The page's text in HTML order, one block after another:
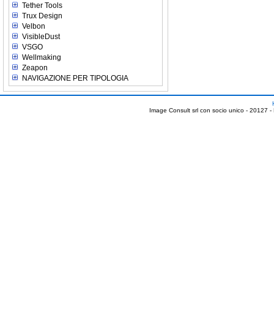
Tether Tools
Trux Design
Velbon
VisibleDust
VSGO
Wellmaking
Zeapon
NAVIGAZIONE PER TIPOLOGIA
Image Consult srl con socio unico - 20127